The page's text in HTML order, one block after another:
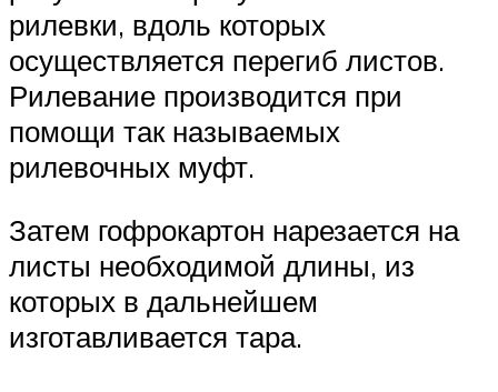
рилевки, вдоль которых
осуществляется перегиб листов.
Рилевание производится при
помощи так называемых
рилевочных муфт.
Затем гофрокартон нарезается на
листы необходимой длины, из
которых в дальнейшем
изготавливается тара.